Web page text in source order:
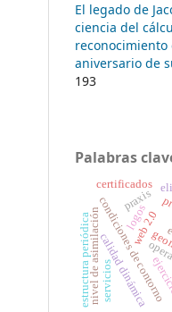
El legado de
ciencia del
reconocimiento
aniversario de
193
Palabras
condiciones de contorno
calidad dinámica
web 2.0
nivel de asimilación
estructura periódica servicios
certificados
logos
praxis